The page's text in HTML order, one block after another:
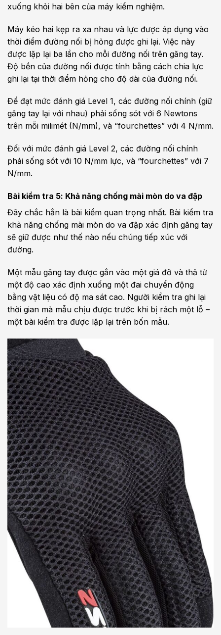
xuống khỏi hai bên của máy kiểm nghiệm.
Máy kéo hai kẹp ra xa nhau và lực được áp dụng vào
thời điểm đường nối bị hỏng được ghi lại. Việc này
được lặp lại ba lần cho mỗi đường nối trên găng tay.
Độ bền của đường nối được tính bằng cách chia lực
ghi lại tại thời điểm hỏng cho độ dài của đường nối.
Để đạt mức đánh giá Level 1, các đường nối chính (giữ
găng tay lại với nhau) phải sống sót với 6 Newtons
trên mỗi milimét (N/mm), và “fourchettes” với 4 N/mm.
Đối với mức đánh giá Level 2, các đường nối chính
phải sống sót với 10 N/mm lực, và “fourchettes” với 7
N/mm.
Bài kiểm tra 5: Khả năng chống mài mòn do va đập
Đây chắc hẳn là bài kiểm quan trọng nhất. Bài kiểm tra
khả năng chống mài mòn do va đập xác định găng tay
sẽ giữ được như thế nào nếu chúng tiếp xúc với
đường.
Một mẫu găng tay được gắn vào một giá đỡ và thả từ
một độ cao xác định xuống một đai chuyển động
bằng vật liệu có độ ma sát cao. Người kiểm tra ghi lại
thời gian mà mẫu chịu được trước khi bị rách một lỗ –
một bài kiểm tra được lặp lại trên bốn mẫu.